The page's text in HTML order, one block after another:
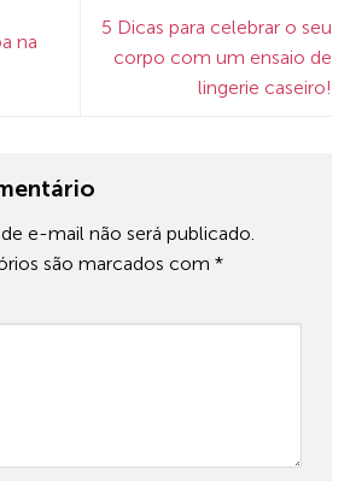
na
5 Dicas para celebrar o seu
corpo com um ensaio de
lingerie caseiro!
e-mail não será publicado.
são marcados com *